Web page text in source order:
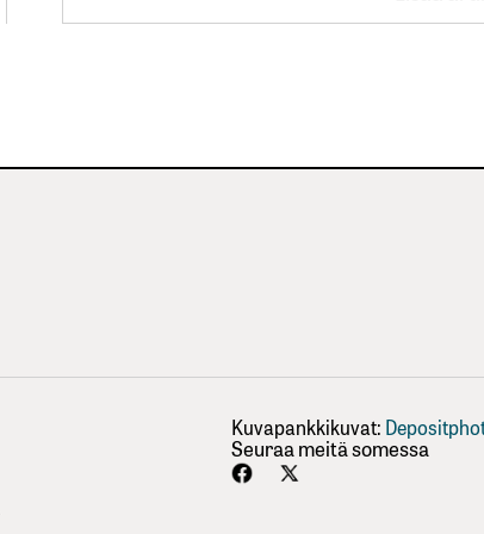
Lisää
Kuvapankkikuvat:
Seuraa meitä somessa